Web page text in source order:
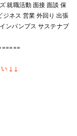
就職活動 面接 面談 保
ジネス 営業 外回り 出張
ンパンプス サステナブ
い ↓↓